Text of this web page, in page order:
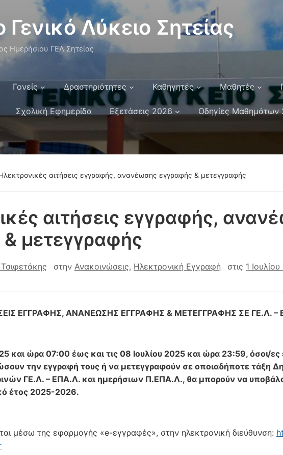
Γενικό Λύκειο Σητείας
Ημερήσιου ΓΕΛ Σητείας
Γονείς Δραστηριότητες Καθηγητές Μαθητές
Σχολική Εφημερίδα Εξετάσεις 2026 Οδηγίες
αιτήσεις εγγραφής, ανανέωσης εγγραφής & μετεγγραφής
αιτήσεις εγγραφής,
μετεγγραφής
στην Ανακοινώσεις, Ηλεκτρονική Εγγραφή στις 1
ΕΓΓΡΑΦΗΣ, ΑΝΑΝΕΩΣΗΣ ΕΓΓΡΑΦΗΣ & ΜΕΤΕΓΓΡΑΦΗΣ ΣΕ ΓΕ.Λ.
και ώρα 07:00 έως και τις 08 Ιουλίου 2025 και ώρα 23:59, όσοι/
την εγγραφή τους ή να μετεγγραφούν σε οποιαδήποτε τάξη
ΓΕ.Λ. – ΕΠΑ.Λ. και ημερήσιων Π.ΕΠΑ.Λ., θα μπορούν να
έτος 2025-2026.
μέσω της εφαρμογής «e-εγγραφές», στην ηλεκτρονική διεύθυνση: